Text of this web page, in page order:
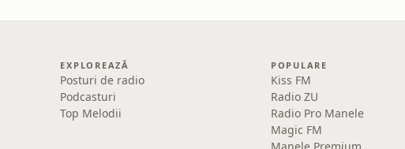
EXPLOREAZĂ
Posturi de radio
Podcasturi
Top Melodii
POPULARE
Kiss FM
Radio ZU
Radio Pro Manele
Magic FM